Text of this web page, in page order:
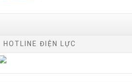
HOTLINE ĐIỆN LỰC